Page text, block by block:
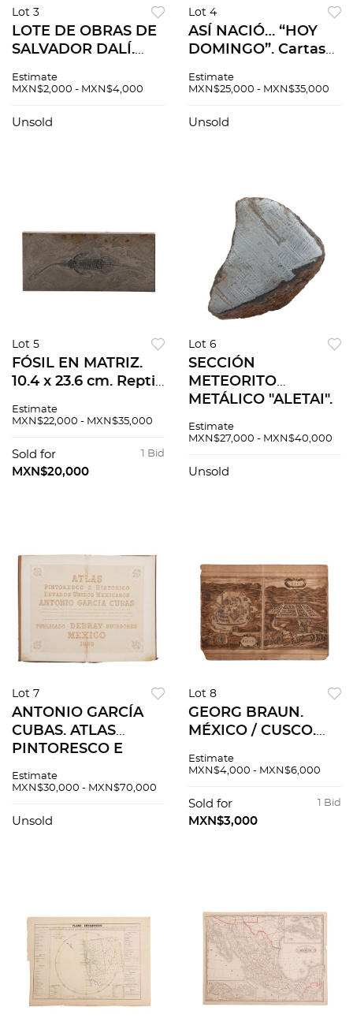
Lot 3
LOTE DE OBRAS DE
SALVADOR DALÍ.
celebrities edition.
b) Essays of Michel
Estimate
MXN$2,000 - MXN$4,000
Unsold
Lot 4
ASÍ NACIÓ… “HOY
DOMINGO”. Cartas
/ Jacobo
Firmadas. Servilleta
Estimate
MXN$25,000 - MXN$35,000
Unsold
Lot 5
FÓSIL EN MATRIZ.
10.4 x 23.6 cm. Reptil
Keichousaurus hui.
provincia de
Guizhou China
Estimate
MXN$22,000 - MXN$35,000
1 Bid
Sold for
MXN$20,000
Lot 6
SECCIÓN
METEORITO
METÁLICO "ALETAI".
níquel descubierto
Xinjiang, China en
Estimate
MXN$27,000 - MXN$40,000
Unsold
Lot 7
ANTONIO GARCÍA
CUBAS. ATLAS
PINTORESCO E
ESTADOS UNIDOS
1885. 13
Estimate
MXN$30,000 - MXN$70,000
Unsold
Lot 8
GEORG BRAUN.
MÉXICO / CUSCO.
Grabado, 35 x 47 cm.,
cartón
Estimate
MXN$4,000 - MXN$6,000
1 Bid
Sold for
MXN$3,000